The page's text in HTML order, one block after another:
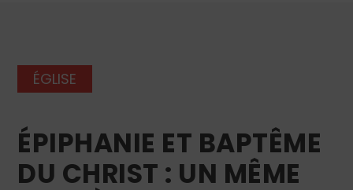
ÉGLISE
ÉPIPHANIE ET BAPTÊME
DU CHRIST : UN MÊME